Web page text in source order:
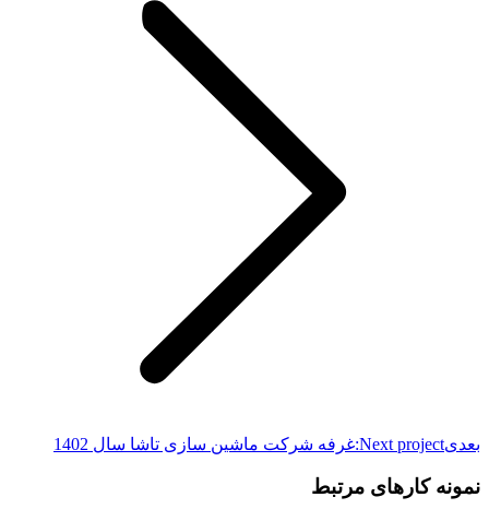
بعدیNext project: غرفه شرکت ماشین سازی تاشا سال 1402
نمونه کارهای مرتبط